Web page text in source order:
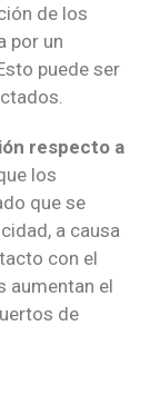
de los
por un
puede ser
respecto a
los
que se
a causa
con el
aumentan el
de